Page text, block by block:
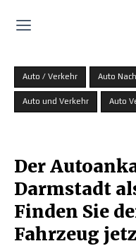
Auto / Verkehr Auto
Auto und Verkehr Auto
Der
Darmstadt
Finden Sie
Fahrzeug